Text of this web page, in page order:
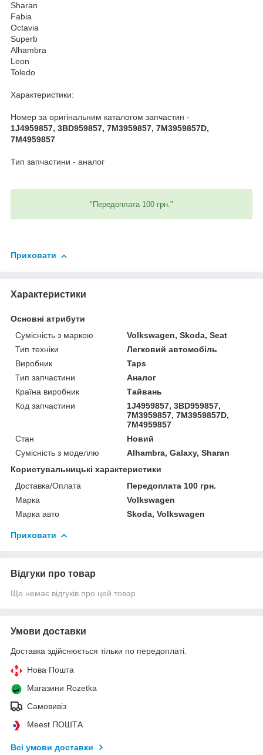
Sharan
Fabia
Octavia
Superb
Alhambra
Leon
Toledo
Характеристики:
Номер за оригінальним каталогом запчастин -
1J4959857, 3BD959857, 7M3959857, 7M3959857D,
7M4959857
Тип запчастини - аналог
"Передоплата 100 грн."
Приховати
Характеристики
Основні атрибути
Сумісність з маркою
Volkswagen, Skoda, Seat
Тип техніки
Легковий автомобіль
Виробник
Taps
Тип запчастини
Аналог
Країна виробник
Тайвань
Код запчастини
1J4959857, 3BD959857,
7M3959857, 7M3959857D,
7M4959857
Стан
Новий
Сумісність з моделлю
Alhambra, Galaxy, Sharan
Користувальницькі характеристики
Доставка/Оплата
Передоплата 100 грн.
Марка
Volkswagen
Марка авто
Skoda, Volkswagen
Приховати
Відгуки про товар
Ще немає відгуків про цей товар
Умови доставки
Доставка здійснюється тільки по передоплаті.
Нова Пошта
Магазини Rozetka
Самовивіз
Meest ПОШТА
Всі умови доставки